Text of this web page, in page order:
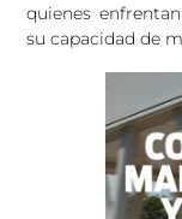
quienes
su capacidad de